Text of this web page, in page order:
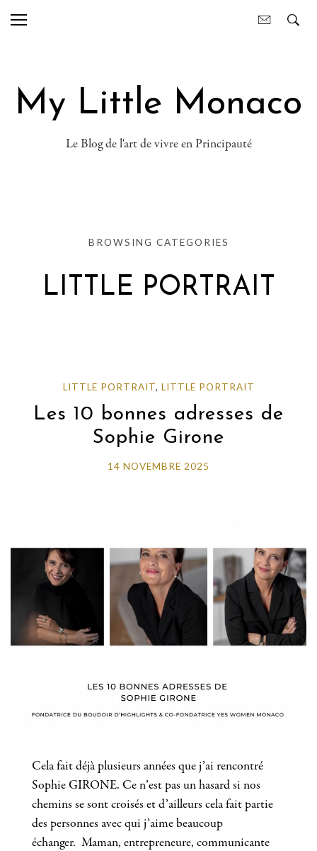
My Little Monaco
Le Blog de l'art de vivre en Principauté
BROWSING CATEGORIES
LITTLE PORTRAIT
LITTLE PORTRAIT, LITTLE PORTRAIT
Les 10 bonnes adresses de
Sophie Girone
14 NOVEMBRE 2025
Cela fait déjà plusieurs années que j’ai rencontré
Sophie GIRONE. Ce n’est pas un hasard si nos
chemins se sont croisés et d’ailleurs cela fait partie
des personnes avec qui j’aime beaucoup
échanger. Maman, entrepreneure, communicante